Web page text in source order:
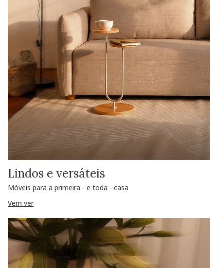
Lindos e versáteis
Móveis para a primeira - e toda - casa
Vem ver